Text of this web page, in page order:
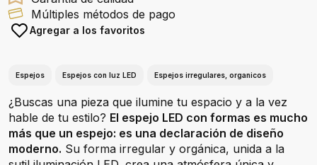
Múltiples métodos de pago
Agregar a los favoritos
Espejos Espejos con luz LED Espejos irregulares, organicos
¿Buscas una pieza que ilumine tu espacio y a la vez
hable de tu estilo? El espejo LED con formas es mucho
más que un espejo: es una declaración de diseño
moderno. Su forma irregular y orgánica, unida a la